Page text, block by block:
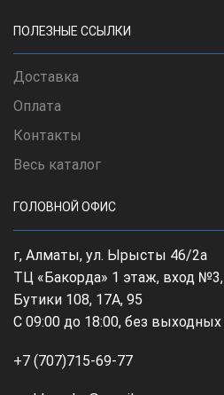
ПОЛЕЗНЫЕ ССЫЛКИ
Доставка
Оплата
Контакты
Весь каталог
ГОЛОВНОЙ ОФИС
г, Алматы, ул. Ырысты 46/2а
ТЦ «Бакорда» 1 этаж, вход №3,
Бутики 108, 17А, 95
С 09:00 до 18:00, без выходных
+7 (707)715-69-77